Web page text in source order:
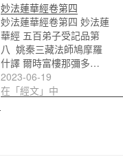
妙法蓮華經卷第四
妙法蓮華經卷第四 妙法蓮
華經 五百弟子受記品第
八 姚秦三藏法師鳩摩羅
什譯 爾時富樓那彌多…
2023-06-19
在「經文」中